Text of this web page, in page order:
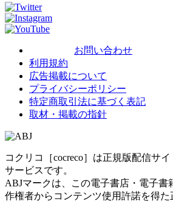
TELEMAGA.net
Aneひめ.net
講談社 えほん通信
青い鳥文庫